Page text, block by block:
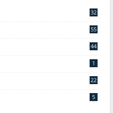
32
55
44
1
22
5